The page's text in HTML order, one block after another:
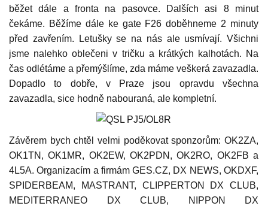
běžet dále a fronta na pasovce. Dalších asi 8 minut
čekáme. Běžíme dále ke gate F26 doběhneme 2 minuty
před zavřením. Letušky se na nás ale usmívají. Všichni
jsme nalehko oblečeni v tričku a krátkých kalhotách. Na
čas odlétáme a přemýšlíme, zda máme veškerá zavazadla.
Dopadlo to dobře, v Praze jsou opravdu všechna
zavazadla, sice hodně nabouraná, ale kompletní.
Závěrem bych chtěl velmi poděkovat sponzorům: OK2ZA,
OK1TN, OK1MR, OK2EW, OK2PDN, OK2RO, OK2FB a
4L5A. Organizacím a firmám GES.CZ, DX NEWS, OKDXF,
SPIDERBEAM, MASTRANT, CLIPPERTON DX CLUB,
MEDITERRANEO DX CLUB, NIPPON DX